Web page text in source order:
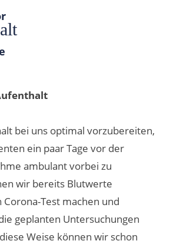
bei uns optimal vorzubereiten,
ein paar Tage vor der
ambulant vorbei zu
wir bereits Blutwerte
Test machen und
geplanten Untersuchungen
Weise können wir schon